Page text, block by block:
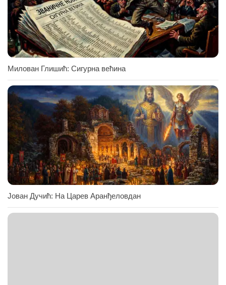
Милован Глишић: Сигурна већина
Јован Дучић: На Царев Аранђеловдан